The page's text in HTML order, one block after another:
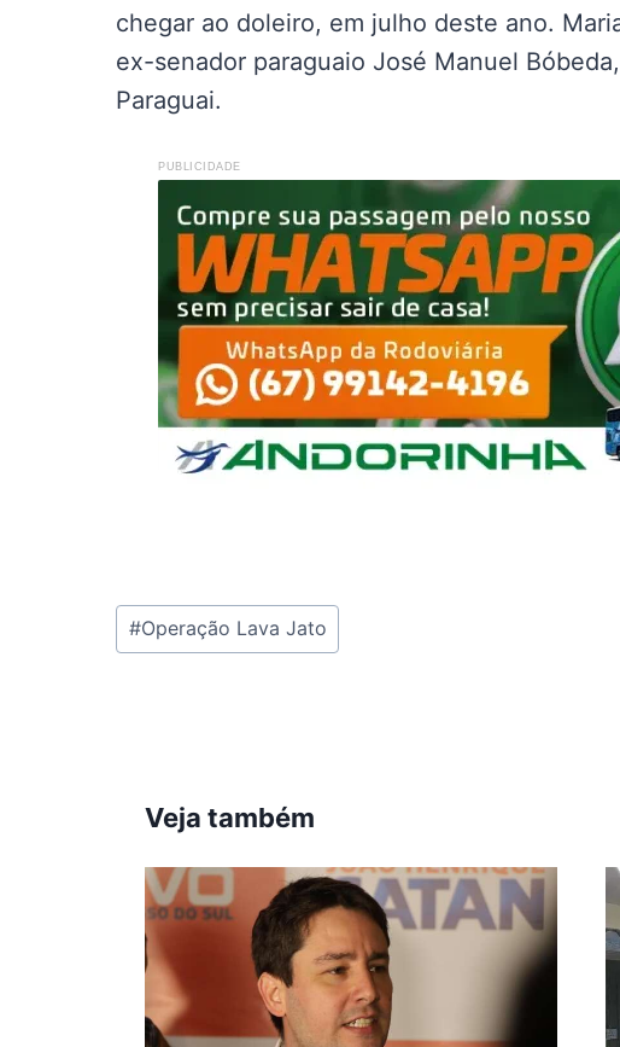
chegar ao doleiro, em julho deste ano.
ex-senador paraguaio José Manuel
Paraguai.
PUBLICIDADE
Tags
do
#Operação Lava Jato
Veja também